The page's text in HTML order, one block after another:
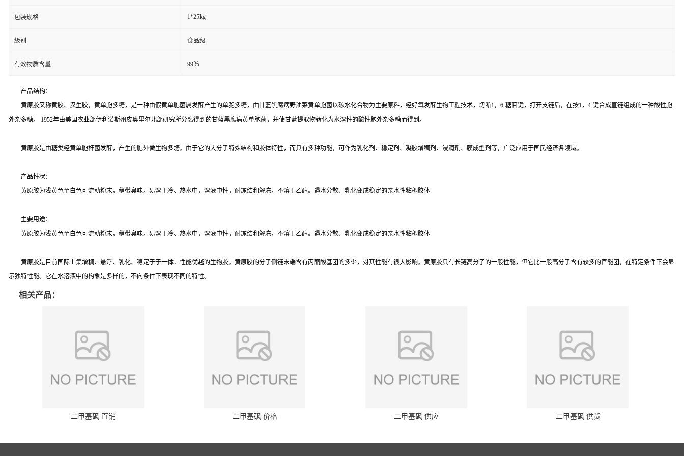
包装规格 1*25kg
级别 食品级
有效物质含量 99％
产品结构：
黄原胶又称黄胶、汉生胶，黄单胞多糖，是一种由假黄单胞菌属发酵产生的单孢多糖，由甘蓝黑腐病野油菜黄单胞菌以碳水化合物为主要原料，经好氧发酵生物工程技术，切断1，6-糖苷键，打开支链后，在按1，4-键合成直链组成的一种酸性胞
外杂多糖。 1952年由美国农业部伊利诺斯州皮奥里尔北部研究所分离得到的甘蓝黑腐病黄单胞菌，并使甘蓝提取物转化为水溶性的酸性胞外杂多糖而得到。
黄原胶是由糖类经黄单胞杆菌发酵，产生的胞外微生物多塘。由于它的大分子特殊结构和胶体特性，而具有多种功能，可作为乳化剂、稳定剂、凝胶增稠剂、浸润剂、膜成型剂等，广泛应用于国民经济各领域。
产品性状：
黄原胶为浅黄色至白色可流动粉末，稍带臭味。易溶于冷、热水中，溶液中性，耐冻结和解冻，不溶于乙醇。遇水分散、乳化变成稳定的亲水性粘稠胶体
主要用途：
黄原胶为浅黄色至白色可流动粉末，稍带臭味。易溶于冷、热水中，溶液中性，耐冻结和解冻，不溶于乙醇。遇水分散、乳化变成稳定的亲水性粘稠胶体
黄原胶是目前国际上集增稠、悬浮、乳化、稳定于于一体．性能优越的生物胶。黄原胶的分子侧链末端含有丙酮酸基团的多少，对其性能有很大影响。黄原胶具有长链高分子的一般性能，但它比一般高分子含有较多的官能团，在特定条件下会显
示独特性能。它在水溶液中的构象是多样的，不向条件下表现不同的特性。
相关产品：
二甲基砜 直销 二甲基砜 价格 二甲基砜 供应 二甲基砜 供货